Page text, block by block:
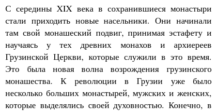
С середины XIX века в сохранившиеся монастыри
стали приходить новые насельники. Они начинали
там свой монашеский подвиг, принимая эстафету и
научаясь у тех древних монахов и архиереев
Грузинской Церкви, которые служили в это время.
Это была новая волна возрождения грузинского
монашества. К революции в Грузии уже было
несколько больших монастырей, мужских и женских,
которые выделялись своей духовностью. Конечно, в